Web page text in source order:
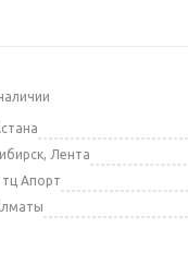
Лента
Апорт